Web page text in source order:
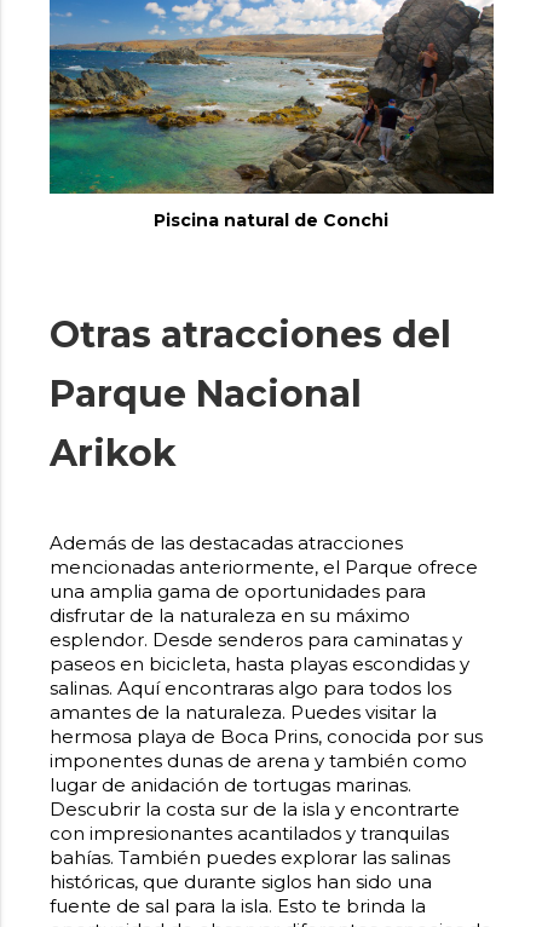
Piscina natural de Conchi
Otras atracciones del
Parque Nacional
Arikok
Además de las destacadas atracciones
mencionadas anteriormente, el Parque ofrece
una amplia gama de oportunidades para
disfrutar de la naturaleza en su máximo
esplendor. Desde senderos para caminatas y
paseos en bicicleta, hasta playas escondidas y
salinas. Aquí encontraras algo para todos los
amantes de la naturaleza. Puedes visitar la
hermosa playa de Boca Prins, conocida por sus
imponentes dunas de arena y también como
lugar de anidación de tortugas marinas.
Descubrir la costa sur de la isla y encontrarte
con impresionantes acantilados y tranquilas
bahías. También puedes explorar las salinas
históricas, que durante siglos han sido una
fuente de sal para la isla. Esto te brinda la